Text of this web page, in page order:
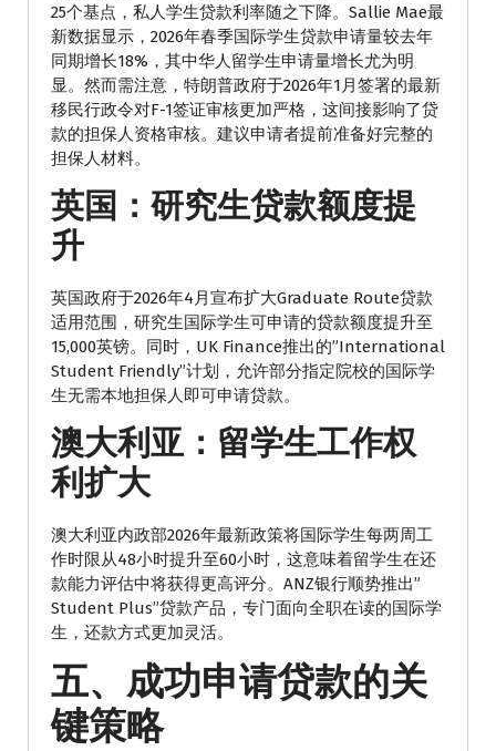
25个基点，私人学生贷款利率随之下降。Sallie Mae最
新数据显示，2026年春季国际学生贷款申请量较去年
同期增长18%，其中华人留学生申请量增长尤为明
显。然而需注意，特朗普政府于2026年1月签署的最新
移民行政令对F-1签证审核更加严格，这间接影响了贷
款的担保人资格审核。建议申请者提前准备好完整的
担保人材料。
英国：研究生贷款额度提
升
英国政府于2026年4月宣布扩大Graduate Route贷款
适用范围，研究生国际学生可申请的贷款额度提升至
15,000英镑。同时，UK Finance推出的”International
Student Friendly”计划，允许部分指定院校的国际学
生无需本地担保人即可申请贷款。
澳大利亚：留学生工作权
利扩大
澳大利亚内政部2026年最新政策将国际学生每两周工
作时限从48小时提升至60小时，这意味着留学生在还
款能力评估中将获得更高评分。ANZ银行顺势推出”
Student Plus”贷款产品，专门面向全职在读的国际学
生，还款方式更加灵活。
五、成功申请贷款的关
键策略